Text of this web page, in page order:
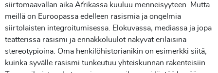
siirtomaavallan aika Afrikassa kuuluu menneisyyteen. Mutta
meillä on Euroopassa edelleen rasismia ja ongelmia
siirtolaisten integroitumisessa. Elokuvassa, mediassa ja jopa
teatterissa rasismi ja ennakkoluulot näkyvät erilaisina
stereotypioina. Oma henkilöhistorianikin on esimerkki siitä,
kuinka syvälle rasismi tunkeutuu yhteiskunnan rakenteisiin.